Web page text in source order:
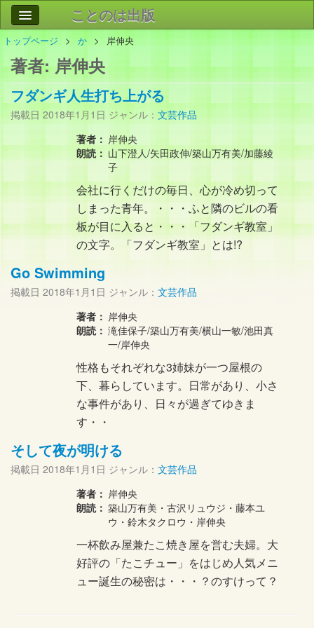
ことのは出版
作品
会社情報
お問い合わせ
トップページ か 岸伸央
著者:岸伸央
フダンギ人生打ち上がる
掲載日 2018年1月1日 ジャンル： 文芸作品
著者： 岸伸央
朗読： 山下澄人/矢田政伸/築山万有美/加藤綾
子
会社に行くだけの毎日、心が冷め切って
しまった青年。・・・ふと隣のビルの看
板が目に入ると・・・「フダンギ教室」
の文字。「フダンギ教室」とは!?
Go Swimming
掲載日 2018年1月1日 ジャンル： 文芸作品
著者： 岸伸央
朗読： 滝佳保子/築山万有美/横山一敏/池田真
一/岸伸央
性格もそれぞれな3姉妹が一つ屋根の
下、暮らしています。日常があり、小さ
な事件があり、日々が過ぎてゆきま
す・・
そして夜が明ける
掲載日 2018年1月1日 ジャンル： 文芸作品
著者： 岸伸央
朗読： 築山万有美・古沢リュウジ・藤本ユ
ウ・鈴木タクロウ・岸伸央
一杯飲み屋兼たこ焼き屋を営む夫婦。大
好評の「たこチュー」をはじめ人気メニ
ュー誕生の秘密は・・・？のすけって？